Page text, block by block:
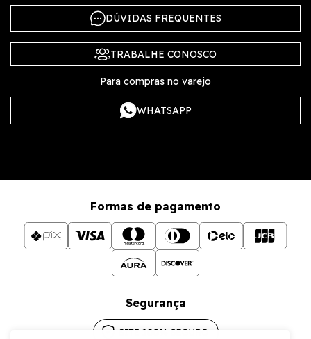
DÚVIDAS FREQUENTES
TRABALHE CONOSCO
Para compras no varejo
WHATSAPP
Formas de pagamento
Segurança